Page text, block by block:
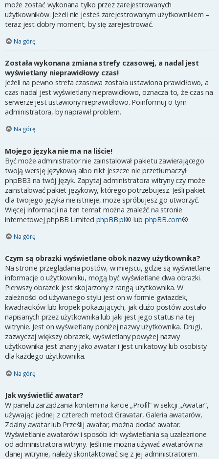
może zostać wykonana tylko przez zarejestrowanych
użytkowników. Jeżeli nie jesteś zarejestrowanym użytkownikiem –
teraz jest dobry moment, by się zarejestrować.
Na górę
Została wykonana zmiana strefy czasowej, a nadal jest
wyświetlany nieprawidłowy czas!
Jeżeli na pewno strefa czasowa została ustawiona prawidłowo, a
czas nadal jest wyświetlany nieprawidłowo, oznacza to, że czas na
serwerze jest ustawiony nieprawidłowo. Poinformuj o tym
administratora, by naprawił problem.
Na górę
Mojego języka nie ma na liście!
Być może administrator nie zainstalował pakietu zawierającego
twoją wersję językową albo nikt jeszcze nie przetłumaczył
phpBB3 na twój język. Zapytaj administratora witryny czy może
zainstalować pakiet językowy, którego potrzebujesz. Jeśli pakiet
dla twojego języka nie istnieje, może spróbujesz go utworzyć.
Więcej informacji na ten temat można znaleźć na stronie
internetowej phpBB Limited phpBB.pl® lub phpBB.com®
Na górę
Czym są obrazki wyświetlane obok nazwy użytkownika?
Na stronie przeglądania postów, w miejscu, gdzie są wyświetlane
informacje o użytkowniku, mogą być wyświetlane dwa obrazki.
Pierwszy obrazek jest skojarzony z rangą użytkownika. W
zależności od używanego stylu jest on w formie gwiazdek,
kwadracików lub kropek pokazujących, jak dużo postów zostało
napisanych przez użytkownika lub jaki jest jego status na tej
witrynie. Jest on wyświetlany poniżej nazwy użytkownika. Drugi,
zazwyczaj większy obrazek, wyświetlany powyżej nazwy
użytkownika jest znany jako awatar i jest unikatowy lub osobisty
dla każdego użytkownika.
Na górę
Jak wyświetlić awatar?
W panelu zarządzania kontem na karcie „Profil” w sekcji „Awatar”,
używając jednej z czterech metod: Gravatar, Galeria awatarów,
Zdalny awatar lub Prześlij awatar, można dodać awatar.
Wyświetlanie awatarów i sposób ich wyświetlania są uzależnione
od administratora witryny. Jeśli nie można używać awatarów na
danej witrynie, należy skontaktować się z jej administratorem.